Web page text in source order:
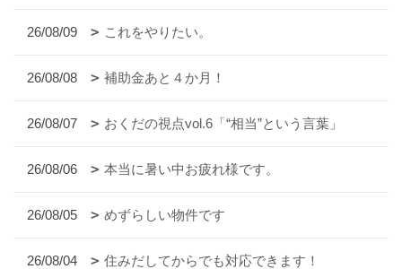
26/08/09 これをやりたい。
26/08/08 補助金あと４か月！
26/08/07 おくだの視点vol.6「“相当”という言葉」
26/08/06 本当に暑い中お疲れ様です。
26/08/05 めずらしい物件です
26/08/04 住みだしてからでも対応できます！